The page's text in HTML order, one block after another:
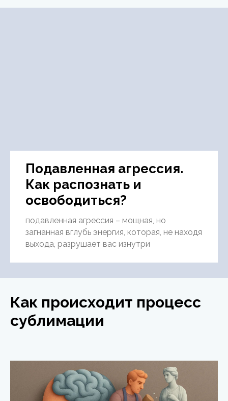
Подавленная агрессия.
Как распознать и
освободиться?
подавленная агрессия – мощная, но
загнанная вглубь энергия, которая, не находя
выхода, разрушает вас изнутри
Как происходит процесс
сублимации